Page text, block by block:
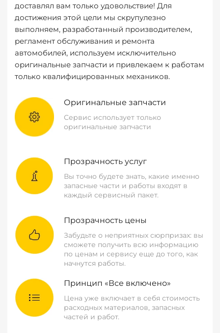
доставлял вам только удовольствие! Для
достижения этой цели мы скрупулезно
выполняем, разработанный производителем,
регламент обслуживания и ремонта
автомобилей, используем исключительно
оригинальные запчасти и привлекаем к работам
только квалифицированных механиков.
Оригинальные запчасти
Сервис использует только
оригинальные запчасти
Прозрачность услуг
Вы точно будете знать, какие именно
запасные части и работы входят в
каждый сервисный пакет.
Прозрачность цены
Забудьте о неприятных сюрпризах: вы
сможете получить всю информацию
по ценам и сервису еще до того, как
начнутся работы.
Принцип «Все включено»
Цена уже включает в себя стоимость
расходных материалов, запасных
частей и работ.